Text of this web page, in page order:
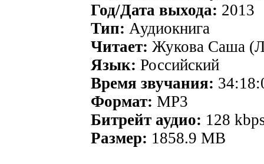
Год/Дата выхода: 2013
Тип: Аудиокнига
Читает: Жукова Саша
Язык: Российский
Время звучания:
Формат: MP3
Битрейт аудио: 128
Размер: 1858.9 MB